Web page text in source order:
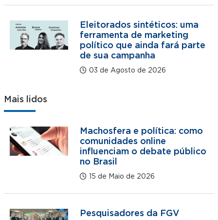
Eleitorados sintéticos: uma
ferramenta de marketing
político que ainda fará parte
de sua campanha
03 de Agosto de 2026
Mais lidos
Machosfera e política: como
comunidades online
influenciam o debate público
no Brasil
15 de Maio de 2026
Pesquisadores da FGV